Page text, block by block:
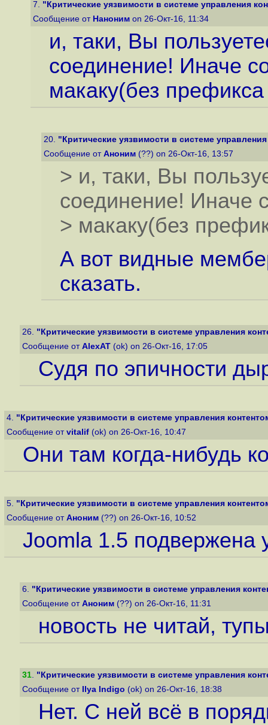
7. "Критические уязвимости в системе управления
Сообщение от Наноним on 26-Окт-16, 11:34
и, таки, Вы
соединение! Иначе
макаку(без
20. "Критические уязвимости в системе
Сообщение от Аноним (??) on 26-Окт-16, 13:57
> и, таки, Вы
соединение! Иначе
> макаку(без
А вот видные
сказать.
26. "Критические уязвимости в системе управления
Сообщение от AlexAT (ok) on 26-Окт-16, 17:05
Судя по эпичности
4. "Критические уязвимости в системе управления
Сообщение от vitalif (ok) on 26-Окт-16, 10:47
Они там когда-нибудь
5. "Критические уязвимости в системе управления
Сообщение от Аноним (??) on 26-Окт-16, 10:52
Joomla 1.5 подвержена
6. "Критические уязвимости в системе управления
Сообщение от Аноним (??) on 26-Окт-16, 11:31
новость не читай,
31. "Критические уязвимости в системе управления
Сообщение от
Ilya Indigo (ok) on 26-Окт-16, 18:38
Нет. С ней всё в